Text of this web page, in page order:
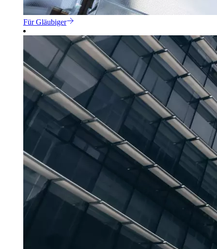
Für Gläubiger